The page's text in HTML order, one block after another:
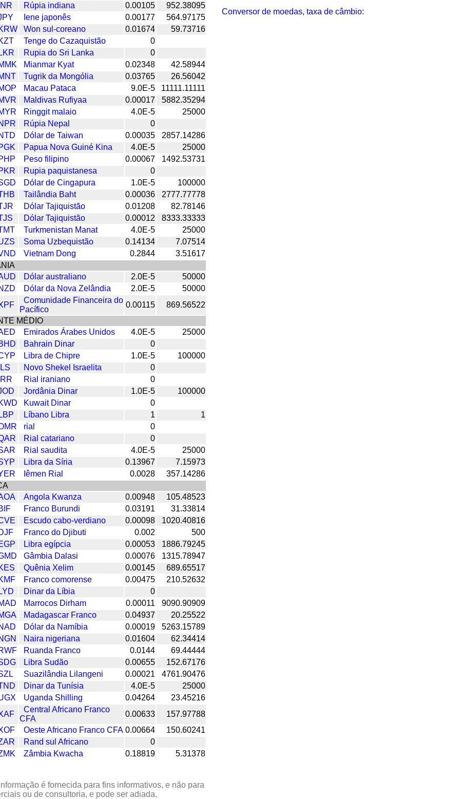
Rúpia indiana 0.00105
952.38095
Iene japonês 0.00177
564.97175
Won sul-coreano 0.01674
59.73716
Tenge do Cazaquistão
0
Rupia do Sri Lanka
0
Mianmar Kyat 0.02348
42.58944
Tugrik da Mongólia 0.03765
26.56042
Macau Pataca 9.0E-5
11111.11111
Maldivas Rufiyaa 0.00017
5882.35294
Ringgit malaio 4.0E-5
25000
Rúpia Nepal
0
Dólar de Taiwan 0.00035
2857.14286
Papua Nova Guiné Kina 4.0E-5
25000
Peso filipino 0.00067
1492.53731
Rupia paquistanesa
0
Dólar de Cingapura 1.0E-5
100000
Tailândia Baht 0.00036
2777.77778
Dólar Tajiquistão 0.01208
82.78146
Dólar Tajiquistão 0.00012
8333.33333
Turkmenistan Manat 4.0E-5
25000
Soma Uzbequistão 0.14134
7.07514
Vietnam Dong 0.2844
3.51617
Dólar australiano 2.0E-5
50000
Dólar da Nova Zelândia 2.0E-5
50000
Comunidade Financeira do
Pacífico
0.00115
869.56522
MÉDIO
Emirados Árabes Unidos 4.0E-5
25000
Bahrain Dinar
0
Libra de Chipre 1.0E-5
100000
Novo Shekel Israelita
0
Rial iraniano
0
Jordânia Dinar 1.0E-5
100000
Kuwait Dinar
0
Líbano Libra 1
1
rial
0
Rial catariano
0
Rial saudita 4.0E-5
25000
Libra da Síria 0.13967
7.15973
Iêmen Rial 0.0028
357.14286
Angola Kwanza 0.00948
105.48523
Franco Burundi 0.03191
31.33814
Escudo cabo-verdiano 0.00098
1020.40816
Franco do Djibuti 0.002
500
Libra egípcia 0.00053
1886.79245
Gâmbia Dalasi 0.00076
1315.78947
Quênia Xelim 0.00145
689.65517
Franco comorense 0.00475
210.52632
Dinar da Líbia
0
Marrocos Dirham 0.00011
9090.90909
Madagascar Franco 0.04937
20.25522
Dólar da Namíbia 0.00019
5263.15789
Naira nigeriana 0.01604
62.34414
Ruanda Franco 0.0144
69.44444
Libra Sudão 0.00655
152.67176
Suazilândia Lilangeni 0.00021
4761.90476
Dinar da Tunísia 4.0E-5
25000
Uganda Shilling 0.04264
23.45216
Central Africano Franco
CFA
0.00633
157.97788
Oeste Africano Franco CFA 0.00664
150.60241
Rand sul Africano
0
Zâmbia Kwacha 0.18819 5.31378
é fornecida para fins informativos, e não para
ou de consultoria, e pode ser adiada.
Conversor de moedas, taxa de câmbio: